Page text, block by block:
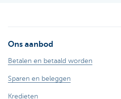
Ons aanbod
Betalen en betaald worden
Sparen en beleggen
Kredieten